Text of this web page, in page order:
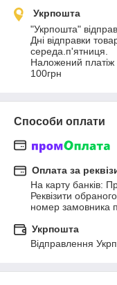
Укрпошта
"Укрпошта"
Дні відправки
середа.п'ятниця.
Наложений
100грн
Способи оплати
Оплата за
На карту банків:
Реквізити
номер замовника
Укрпошта
Відправлення